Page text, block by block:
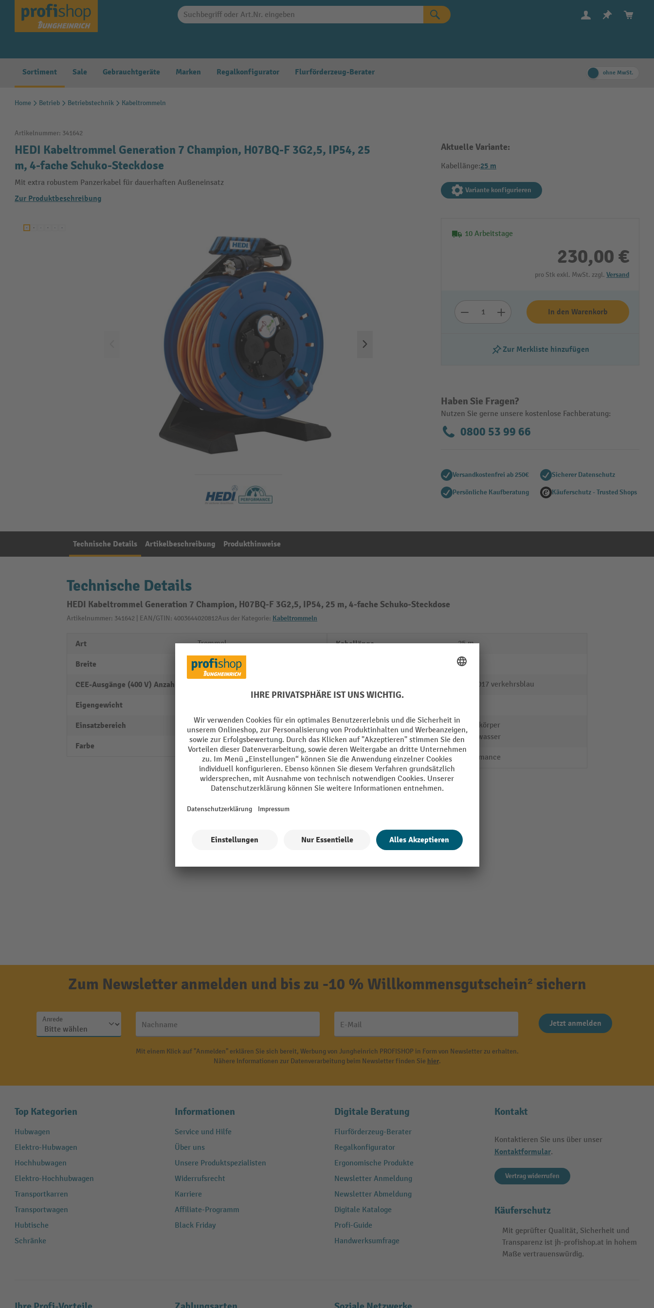
Zur Hauptnavigation springen
Sortiment Sale Gebrauchtgeräte Marken Regalkonfigurator Flurförderzeug-Berater ohne MwSt.
Home Betrieb Betriebstechnik Kabeltrommeln
Artikelnummer: 341642
HEDI Kabeltrommel Generation 7 Champion, H07BQ-F 3G2,5, IP54, 25
m, 4-fache Schuko-Steckdose
Mit extra robustem Panzerkabel für dauerhaften Außeneinsatz
Zur Produktbeschreibung
Aktuelle Variante:
Kabellänge:25 m
Variante konfigurieren
10 Arbeitstage
230,00 €
pro Stk exkl. MwSt. zzgl. Versand
In den Warenkorb
Zur Merkliste hinzufügen
Haben Sie Fragen?
Nutzen Sie gerne unsere kostenlose Fachberatung:
0800 53 99 66
Versandkostenfrei ab 250€ Sicherer Datenschutz
Persönliche Kaufberatung Käuferschutz - Trusted Shops
Technische Details Artikelbeschreibung Produkthinweise
Technische Details
HEDI Kabeltrommel Generation 7 Champion, H07BQ-F 3G2,5, IP54, 25 m, 4-fache Schuko-Steckdose
Artikelnummer: 341642 | EAN/GTIN: 4003644020812Aus der Kategorie: Kabeltrommeln
Art Trommel
Breite 305 mm
CEE-Ausgänge (400 V) Anzahl
Eigengewicht
Einsatzbereich Außenbereich
Farbe schwarz / blau
Kabellänge 25 m
HEDI
RAL 5017 verkehrsblau
Schutz vor
Fremdkörper
Spritzwasser
Segment Performance
Alle technische Details anzeigen
Zum Newsletter anmelden und bis zu -10 % Willkommensgutschein² sichern
Anrede
Nachname E-Mail Jetzt anmelden
Mit einem Klick auf "Anmelden" erklären Sie sich bereit, Werbung von Jungheinrich PROFISHOP in Form von Newsletter zu erhalten.
Nähere Informationen zur Datenverarbeitung beim Newsletter finden Sie hier.
Top Kategorien
Hubwagen
Elektro-Hubwagen
Hochhubwagen
Elektro-Hochhubwagen
Transportkarren
Transportwagen
Hubtische
Schränke
Informationen
Service und Hilfe
Über uns
Unsere Produktspezialisten
Widerrufsrecht
Karriere
Affiliate-Programm
Black Friday
Digitale Beratung
Flurförderzeug-Berater
Regalkonfigurator
Ergonomische Produkte
Newsletter Anmeldung
Newsletter Abmeldung
Digitale Kataloge
Profi-Guide
Handwerksumfrage
Kontakt
Kontaktieren Sie uns über unser
Kontaktformular.
Vertrag widerrufen
Käuferschutz
Mit geprüfter Qualität, Sicherheit und
Transparenz ist jh-profishop.at in hohem
Maße vertrauenswürdig.